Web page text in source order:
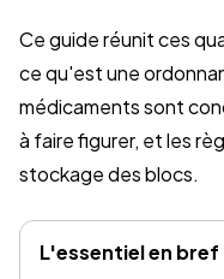
Ce guide réunit ces
ce qu'est une
médicaments sont
à faire figurer, et les
stockage des blocs.
L'essentiel en bref